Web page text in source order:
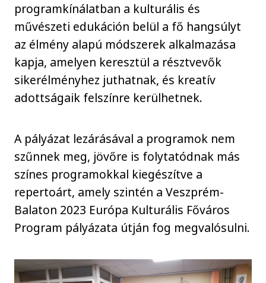
programkínálatban a kulturális és
művészeti edukáción belül a fő hangsúlyt
az élmény alapú módszerek alkalmazása
kapja, amelyen keresztül a résztvevők
sikerélményhez juthatnak, és kreatív
adottságaik felszínre kerülhetnek.
A pályázat lezárásával a programok nem
szűnnek meg, jövőre is folytatódnak más
színes programokkal kiegészítve a
repertoárt, amely szintén a Veszprém-
Balaton 2023 Európa Kulturális Főváros
Program pályázata útján fog megvalósulni.